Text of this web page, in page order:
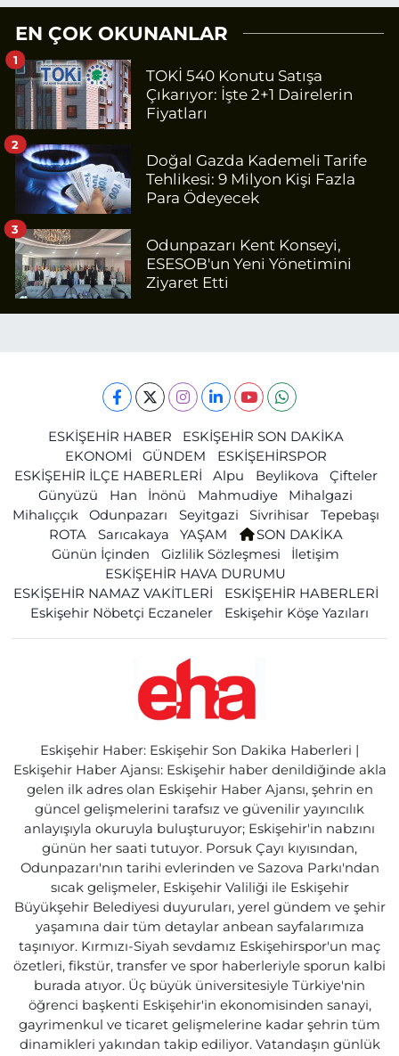
EN ÇOK OKUNANLAR
TOKİ 540 Konutu Satışa
Çıkarıyor: İşte 2+1 Dairelerin
Fiyatları
1
Doğal Gazda Kademeli Tarife
Tehlikesi: 9 Milyon Kişi Fazla
Para Ödeyecek
2
Odunpazarı Kent Konseyi,
ESESOB'un Yeni Yönetimini
Ziyaret Etti
3
ESKİŞEHİR HABER
ESKİŞEHİR SON DAKİKA
EKONOMİ
GÜNDEM
ESKİŞEHİRSPOR
ESKİŞEHİR İLÇE HABERLERİ
Alpu Beylikova
Çifteler
Günyüzü
Han İnönü Mahmudiye
Mihalgazi
Mihalıççık
Odunpazarı Seyitgazi Sivrihisar
Tepebaşı
ROTA
Sarıcakaya YAŞAM
SON DAKİKA
Günün İçinden
Gizlilik Sözleşmesi
İletişim
ESKİŞEHİR HAVA DURUMU
ESKİŞEHİR NAMAZ VAKİTLERİ
ESKİŞEHİR HABERLERİ
Eskişehir Nöbetçi Eczaneler
Eskişehir Köşe Yazıları
Eskişehir Haber: Eskişehir Son Dakika Haberleri |
Eskişehir Haber Ajansı: Eskişehir haber denildiğinde akla
gelen ilk adres olan Eskişehir Haber Ajansı, şehrin en
güncel gelişmelerini tarafsız ve güvenilir yayıncılık
anlayışıyla okuruyla buluşturuyor; Eskişehir'in nabzını
günün her saati tutuyor. Porsuk Çayı kıyısından,
Odunpazarı'nın tarihi evlerinden ve Sazova Parkı'ndan
sıcak gelişmeler, Eskişehir Valiliği ile Eskişehir
Büyükşehir Belediyesi duyuruları, yerel gündem ve şehir
yaşamına dair tüm detaylar anbean sayfalarımıza
taşınıyor. Kırmızı-Siyah sevdamız Eskişehirspor'un maç
özetleri, fikstür, transfer ve spor haberleriyle sporun kalbi
burada atıyor. Üç büyük üniversitesiyle Türkiye'nin
öğrenci başkenti Eskişehir'in ekonomisinden sanayi,
gayrimenkul ve ticaret gelişmelerine kadar şehrin tüm
dinamikleri yakından takip ediliyor. Vatandaşın günlük